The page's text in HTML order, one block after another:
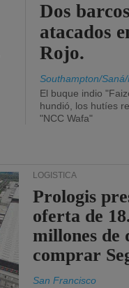
Dos
atacados
Rojo.
Southampton/
El buque indio
hundió, los hutíes
"NCC Wafa"
LOGÍSTICA
Prologis
oferta de
millones de
comprar
San Francisco